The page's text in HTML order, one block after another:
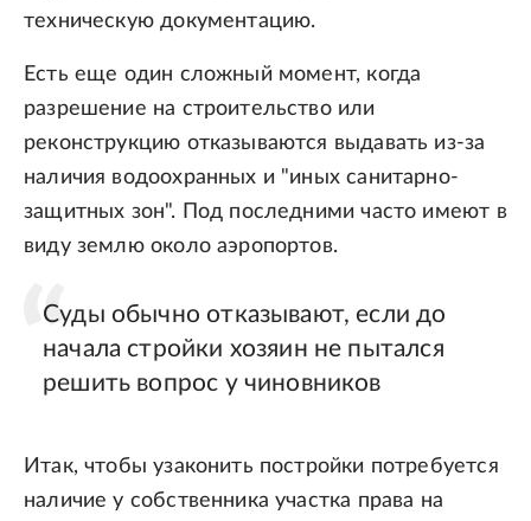
техническую документацию.
Есть еще один сложный момент, когда
разрешение на строительство или
реконструкцию отказываются выдавать из-за
наличия водоохранных и "иных санитарно-
защитных зон". Под последними часто имеют в
виду землю около аэропортов.
Суды обычно отказывают, если до
начала стройки хозяин не пытался
решить вопрос у чиновников
Итак, чтобы узаконить постройки потребуется
наличие у собственника участка права на